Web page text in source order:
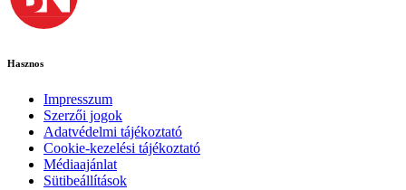
Hasznos
Impresszum
Szerzői jogok
Adatvédelmi tájékoztató
Cookie-kezelési tájékoztató
Médiaajánlat
Sütibeállítások